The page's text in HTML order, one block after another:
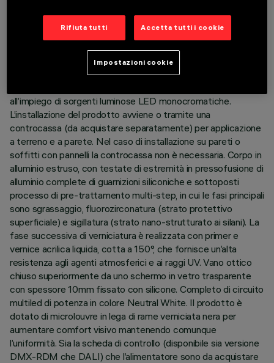
DATI TECNICI
all’impiego di sorgenti luminose LED monocromatiche.
L’installazione del prodotto avviene o tramite una
controcassa (da acquistare separatamente) per applicazione
a terreno e a parete. Nel caso di installazione su pareti o
soffitti con pannelli la controcassa non è necessaria. Corpo in
alluminio estruso, con testate di estremità in pressofusione di
alluminio complete di guarnizioni siliconiche e sottoposti
processo di pre-trattamento multi-step, in cui le fasi principali
sono sgrassaggio, fluorozirconatura (strato protettivo
superficiale) e sigillatura (strato nano-strutturato ai silani). La
fase successiva di verniciatura è realizzata con primer e
vernice acrilica liquida, cotta a 150°, che fornisce un’alta
resistenza agli agenti atmosferici e ai raggi UV. Vano ottico
chiuso superiormente da uno schermo in vetro trasparente
con spessore 10mm fissato con silicone. Completo di circuito
multiled di potenza in colore Neutral White. Il prodotto è
dotato di microlouvre in lega di rame verniciata nera per
aumentare comfort visivo mantenendo comunque
l’uniformità. Sia la scheda di controllo (disponibile sia versione
DMX-RDM che DALI) che l’alimentatore sono da acquistare
Rifiuta tutti Accetta tutti i cookie
Impostazioni cookie